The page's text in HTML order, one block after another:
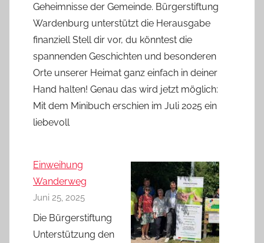
Geheimnisse der Gemeinde. Bürgerstiftung
Wardenburg unterstützt die Herausgabe
finanziell Stell dir vor, du könntest die
spannenden Geschichten und besonderen
Orte unserer Heimat ganz einfach in deiner
Hand halten! Genau das wird jetzt möglich:
Mit dem Minibuch erschien im Juli 2025 ein
liebevoll
Einweihung
Wanderweg
Juni 25, 2025
Die Bürgerstiftung
Unterstützung den